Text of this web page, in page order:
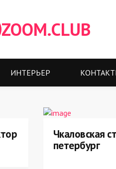
ZOOM.CLUB
ИНТЕРЬЕР
Чкаловская
петербург